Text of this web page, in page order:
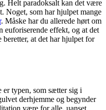
Helt paradoksalt kan det være
Noget, som har hjulpet mange
. Måske har du allerede hørt om
euforiserende effekt, og at det
at det har hjulpet for
er typen, som sætter sig i
derhjemme og begynder